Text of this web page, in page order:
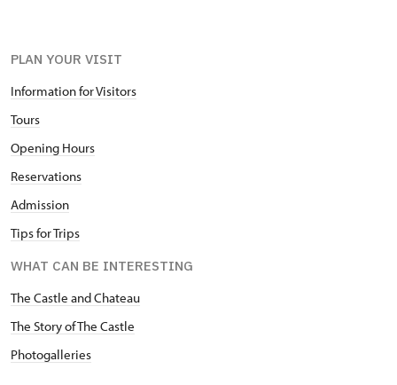
PLAN YOUR VISIT
Information for Visitors
Tours
Opening Hours
Reservations
Admission
Tips for Trips
WHAT CAN BE INTERESTING
The Castle and Chateau
The Story of The Castle
Photogalleries